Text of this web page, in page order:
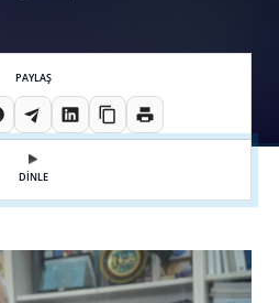
PAYLAŞ
DİNLE